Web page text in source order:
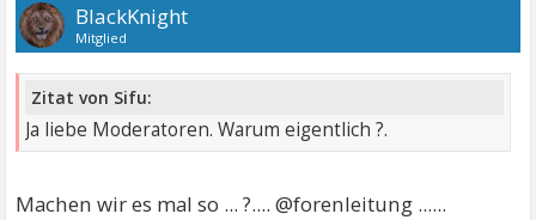
BlackKnight
Mitglied
Zitat von Sifu:
Ja liebe Moderatoren. Warum eigentlich ?.
Machen wir es mal so ... ?.... @forenleitung ......